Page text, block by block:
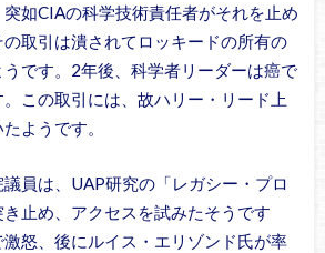
如CIAの科学技術責任者がそれを止め
取引は潰されてロッキードの所有の
うです。2年後、科学者リーダーは癌で
この取引には、故ハリー・リード上
ようです。
員は、UAP研究の「レガシー・プロ
止め、アクセスを試みたそうです
怒、後にルイス・エリゾンド氏が率